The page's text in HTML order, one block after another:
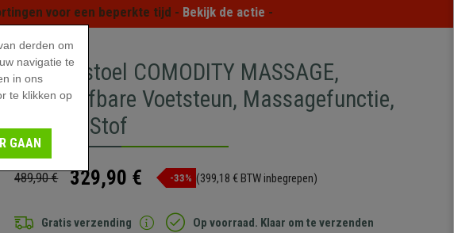
voor een beperkte tijd - Bekijk de actie -
Directiestoel COMODITY MASSAGE,
Uitschuifbare Voetsteun, Massagefunctie,
in Witte Stof
489,90 € 329,90 € -33% (399,18 € BTW inbegrepen)
Gratis verzending Op voorraad. Klaar om te verzenden
derden om
navigatie te
in ons
te klikken op
GAAN